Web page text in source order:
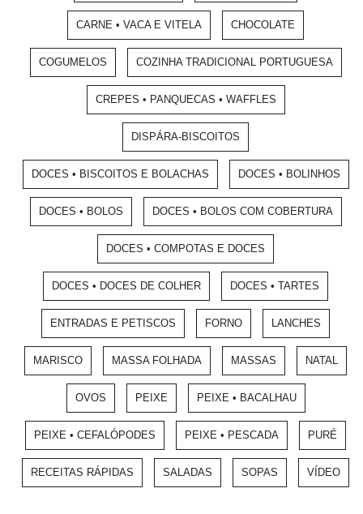
CARNE • VACA E VITELA CHOCOLATE
COGUMELOS COZINHA TRADICIONAL PORTUGUESA
CREPES • PANQUECAS • WAFFLES
DISPÁRA-BISCOITOS
DOCES • BISCOITOS E BOLACHAS DOCES • BOLINHOS
DOCES • BOLOS DOCES • BOLOS COM COBERTURA
DOCES • COMPOTAS E DOCES
DOCES • DOCES DE COLHER DOCES • TARTES
ENTRADAS E PETISCOS FORNO LANCHES
MARISCO MASSA FOLHADA MASSAS NATAL
OVOS PEIXE PEIXE • BACALHAU
PEIXE • CEFALÓPODES PEIXE • PESCADA PURÉ
RECEITAS RÁPIDAS SALADAS SOPAS VÍDEO